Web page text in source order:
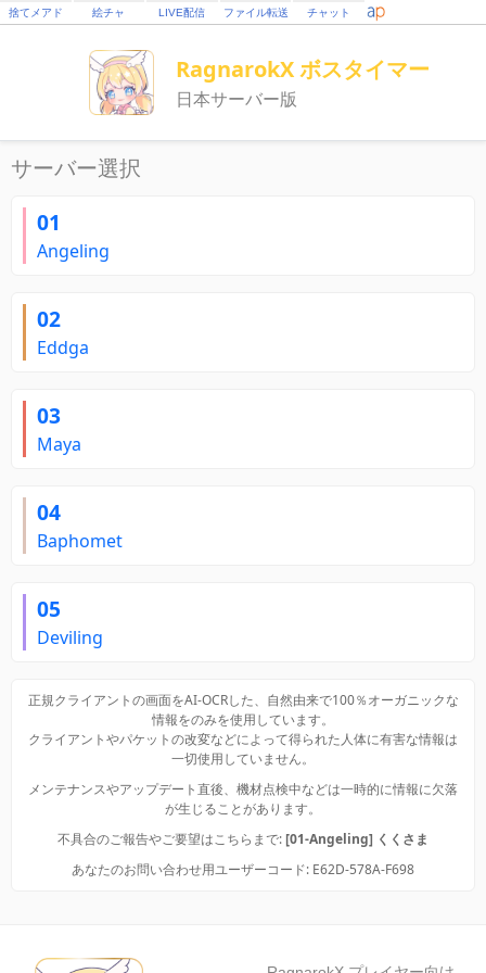
捨てメアド 絵チャ LIVE配信 ファイル転送 チャット
RagnarokX ボスタイマー
日本サーバー版
サーバー選択
01
Angeling
02
Eddga
03
Maya
04
Baphomet
05
Deviling
正規クライアントの画面をAI-OCRした、自然由来で100％オーガニックな
情報をのみを使用しています。
クライアントやパケットの改変などによって得られた人体に有害な情報は
一切使用していません。
メンテナンスやアップデート直後、機材点検中などは一時的に情報に欠落
が生じることがあります。
不具合のご報告やご要望はこちらまで:[01-Angeling] くくさま
あなたのお問い合わせ用ユーザーコード: E62D-578A-F698